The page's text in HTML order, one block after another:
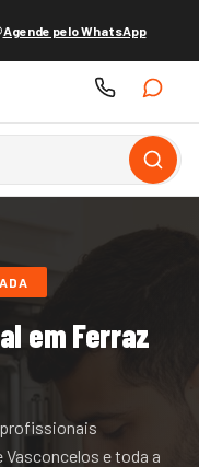
Agende pelo WhatsApp
em Ferraz
Vasconcelos etoda a